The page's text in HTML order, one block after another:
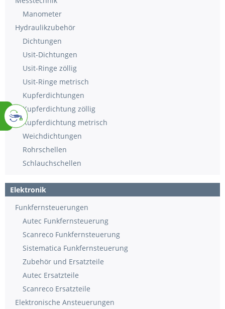
Manometer
Hydraulikzubehör
Dichtungen
Usit-Dichtungen
Usit-Ringe zöllig
Usit-Ringe metrisch
Kupferdichtungen
Kupferdichtung zöllig
Kupferdichtung metrisch
Weichdichtungen
Rohrschellen
Schlauchschellen
Elektronik
Funkfernsteuerungen
Autec Funkfernsteuerung
Scanreco Funkfernsteuerung
Sistematica Funkfernsteuerung
Zubehör und Ersatzteile
Autec Ersatzteile
Scanreco Ersatzteile
Elektronische Ansteuerungen